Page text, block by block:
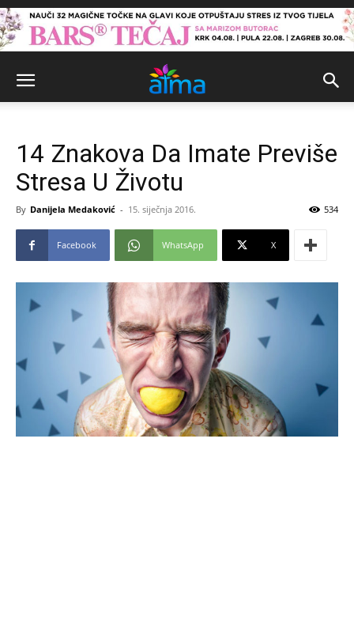
14 Znakova Da Imate Previše
Stresa U Životu
By Danijela Medaković - 15. siječnja 2016. 534
Facebook WhatsApp X